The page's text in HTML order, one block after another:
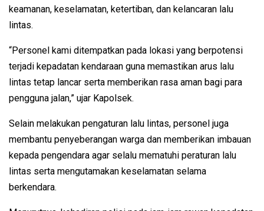
keamanan, keselamatan, ketertiban, dan kelancaran lalu
lintas.
“Personel kami ditempatkan pada lokasi yang berpotensi
terjadi kepadatan kendaraan guna memastikan arus lalu
lintas tetap lancar serta memberikan rasa aman bagi para
pengguna jalan,” ujar Kapolsek.
Selain melakukan pengaturan lalu lintas, personel juga
membantu penyeberangan warga dan memberikan imbauan
kepada pengendara agar selalu mematuhi peraturan lalu
lintas serta mengutamakan keselamatan selama
berkendara.